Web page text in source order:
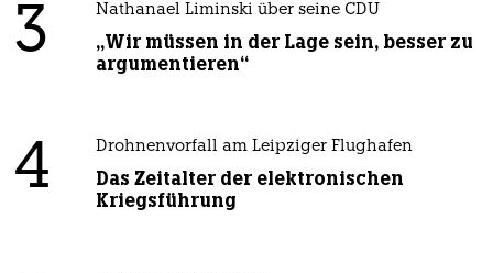
3 Nathanael Liminski über seine CDU
„Wir müssen in der Lage sein, besser zu
argumentieren“
4 Drohnenvorfall am Leipziger Flughafen
Das Zeitalter der elektronischen
Kriegsführung